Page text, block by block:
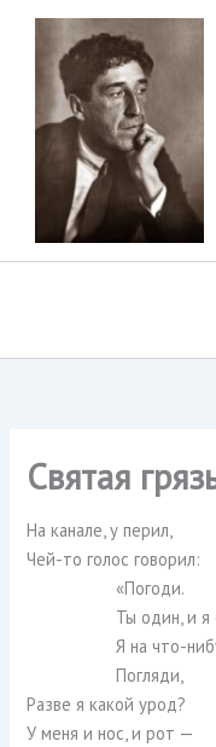
Перейти
содержимому
Святая
На канале, у перил,
Чей-то голос говорил:
«Погоди.
Ты один, и
Я на что-
Погляди,
Разве я какой урод?
У меня и нос, и рот —